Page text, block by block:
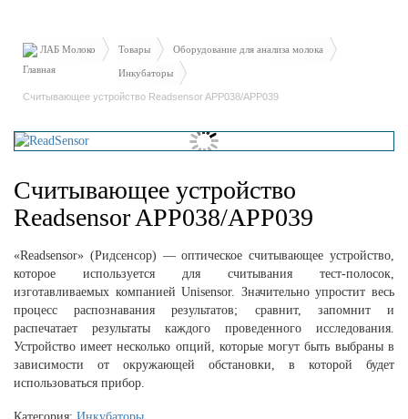
ЛАБ Молоко Товары Оборудование для анализа молока
Инкубаторы
Считывающее устройство Readsensor APP038/APP039
Считывающее устройство
Readsensor APP038/APP039
«Readsensor» (Ридсенсор) — оптическое считывающее устройство,
которое используется для считывания тест-полосок,
изготавливаемых компанией Unisensor. Значительно упростит весь
процесс распознавания результатов; сравнит, запомнит и
распечатает результаты каждого проведенного исследования.
Устройство имеет несколько опций, которые могут быть выбраны в
зависимости от окружающей обстановки, в которой будет
использоваться прибор.